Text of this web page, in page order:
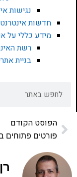
נגישות
חדשות אינטרנט
מידע כללי על
רשת
בניית
הפוסט הקודם
פורטים פתוחים